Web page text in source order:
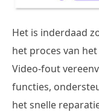
Het is inderdaad
het proces van
Video-fout
functies,
het snelle